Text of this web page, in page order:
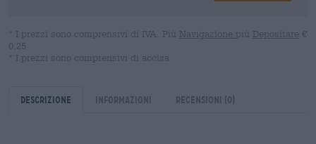
* I prezzi sono comprensivi di IVA. Più Navigazione più Depositare €
0,25
* I prezzi sono comprensivi di accisa
Descrizione Informazioni Recensioni (0)